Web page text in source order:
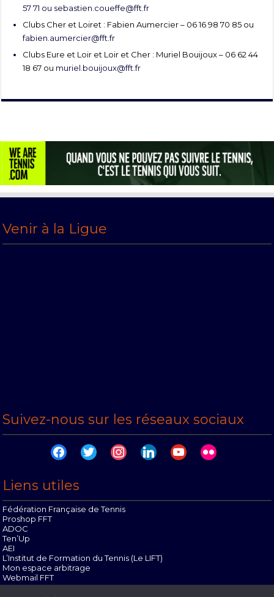
57 71 ou sebastien.coueffe@fft.fr
Clubs Cher et Loiret : Fabien Aumercier – 06 16 98 70 85 ou
fabien.aumercier@fft.fr
Clubs Eure et Loir et Loir et Cher : Muriel Bouijoux – 06 62 44
18 67 ou muriel.bouijoux@fft.fr
Venir à la Ligue
Suivez-nous sur les réseaux sociaux
facebooktwitter instagramlinkedinyoutubeflickr
Liens utiles
Fédération Française de Tennis
Proshop FFT
ADOC
Ten’Up
AEI
L’Institut de Formation du Tennis (Le LIFT)
Mon espace arbitrage
Webmail FFT
Offres d’emploi